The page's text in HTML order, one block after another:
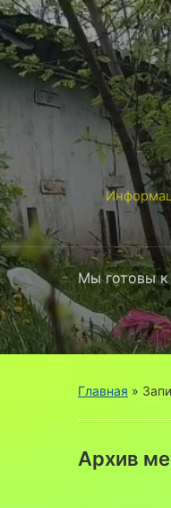
Мы готовы к
Главная »
Архив